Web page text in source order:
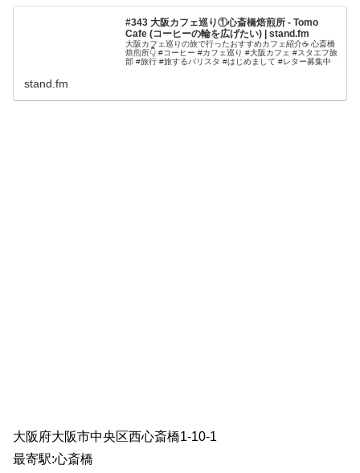
#343 大阪カフェ巡り①心斎橋焙煎所 - Tomo
Cafe (コーヒーの輪を広げたい) | stand.fm
大阪カフェ巡りの旅で行ったおすすめカフェ紹介☕️ 心斎橋
焙煎所👇 #コーヒー #カフェ巡り #大阪カフェ #スタエフ旅
部 #旅行 #旅するバリスタ #はじめまして #レター募集中
stand.fm
大阪府大阪市中央区西心斎橋1-10-1
最寄駅:心斎橋